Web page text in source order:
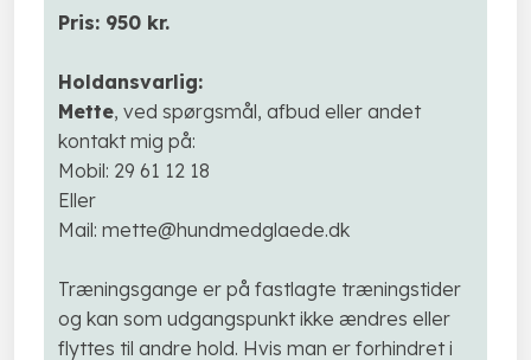
Pris: 950 kr.
Holdansvarlig:
Mette, ved spørgsmål, afbud eller andet
kontakt mig på:
Mobil: 29 61 12 18
Eller
Mail: mette@hundmedglaede.dk
Træningsgange er på fastlagte træningstider
og kan som udgangspunkt ikke ændres eller
flyttes til andre hold. Hvis man er forhindret i